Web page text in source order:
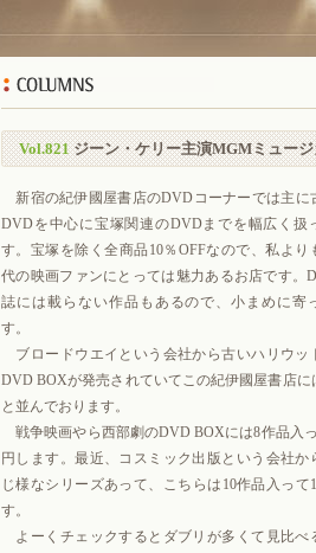
Vol.821ジーン・ケリー主演MGMミュー
新宿の紀伊國屋書店のDVDコーナーでは主に
DVDを中心に宝塚関連のDVDまでを幅広く扱
す。宝塚を除く全商品10％OFFなので、私より
代の映画ファンにとっては魅力あるお店です。
誌には載らない作品もあるので、小まめに寄
す。
ブロードウエイという会社から古いハリウッ
DVD BOXが発売されていてこの紀伊國屋書店に
と並んでおります。
戦争映画やら西部劇のDVD BOXには8作品入
円します。最近、コスミック出版という会社か
じ様なシリーズあって、こちらは10作品入って
す。
よーくチェックするとダブリが多くて見比べ